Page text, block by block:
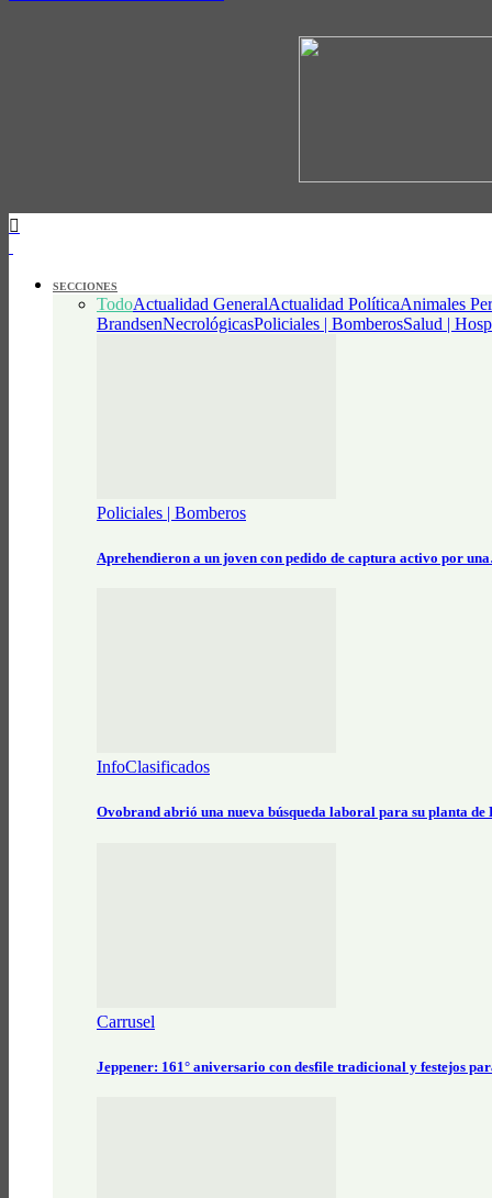
SECCIONES
TodoActualidad GeneralActualidad PolíticaAnimales
BrandsenNecrológicasPoliciales | BomberosSalud |
Policiales | Bomberos
Aprehendieron a un joven con pedido de captura activo por
InfoClasificados
Ovobrand abrió una nueva búsqueda laboral para su planta de
Carrusel
Jeppener: 161° aniversario con desfile tradicional y festejos